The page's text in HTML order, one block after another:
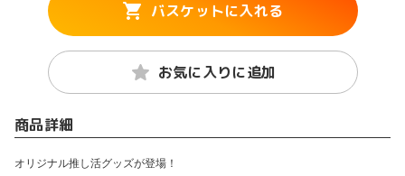
バスケットに入れる
お気に入りに追加
商品詳細
オリジナル推し活グッズが登場！